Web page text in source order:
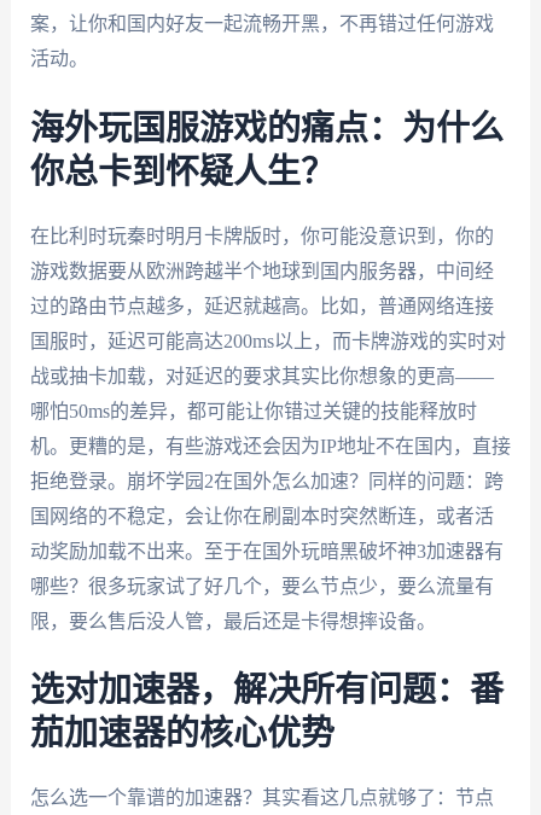
案，让你和国内好友一起流畅开黑，不再错过任何游戏
活动。
海外玩国服游戏的痛点：为什么
你总卡到怀疑人生？
在比利时玩秦时明月卡牌版时，你可能没意识到，你的
游戏数据要从欧洲跨越半个地球到国内服务器，中间经
过的路由节点越多，延迟就越高。比如，普通网络连接
国服时，延迟可能高达200ms以上，而卡牌游戏的实时对
战或抽卡加载，对延迟的要求其实比你想象的更高——
哪怕50ms的差异，都可能让你错过关键的技能释放时
机。更糟的是，有些游戏还会因为IP地址不在国内，直接
拒绝登录。崩坏学园2在国外怎么加速？同样的问题：跨
国网络的不稳定，会让你在刷副本时突然断连，或者活
动奖励加载不出来。至于在国外玩暗黑破坏神3加速器有
哪些？很多玩家试了好几个，要么节点少，要么流量有
限，要么售后没人管，最后还是卡得想摔设备。
选对加速器，解决所有问题：番
茄加速器的核心优势
怎么选一个靠谱的加速器？其实看这几点就够了：节点